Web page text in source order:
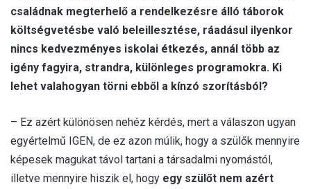
családnak megterhelő a rendelkezésre álló táborok
költségvetésbe való beleillesztése, ráadásul ilyenkor
nincs kedvezményes iskolai étkezés, annál több az
igény fagyira, strandra, különleges programokra. Ki
lehet valahogyan törni ebből a kínzó szorításból?
– Ez azért különösen nehéz kérdés, mert a válaszon ugyan
egyértelmű IGEN, de ez azon múlik, hogy a szülők mennyire
képesek magukat távol tartani a társadalmi nyomástól,
illetve mennyire hiszik el, hogy egy szülőt nem azért